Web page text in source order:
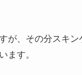
が、その分スキン
ます。